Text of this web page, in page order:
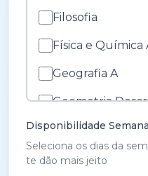
Filosofia
Física e Química
Geografia A
Geometria
História A
História e Cultura
Disponibilidade
Seleciona os dias da
te dão mais jeito